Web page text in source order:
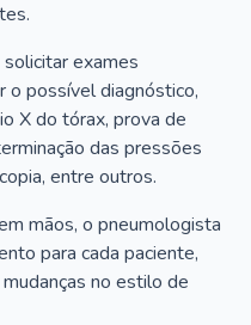
exames
o possível diagnóstico,
X do tórax, prova de
das pressões
entre outros.
mãos, o pneumologista
para cada paciente,
no estilo de